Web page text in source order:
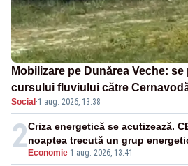
Mobilizare pe Dunărea Veche:
cursului fluviului către
Social ·1 aug. 2026, 13:38
2 Economie-1 aug. 2026, 13:41
Criza energetică se acutizează.
noaptea trecută un grup